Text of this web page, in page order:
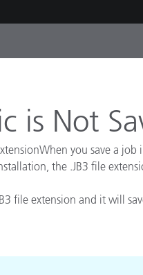
텍스타일
is Not
you save a
the .JB3 file
file extension and it will